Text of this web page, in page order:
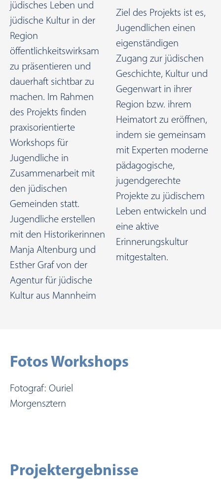
jüdisches Leben und
jüdische Kultur in der
Region
öffentlichkeitswirksam
zu präsentieren und
dauerhaft sichtbar zu
machen. Im Rahmen
des Projekts finden
praxisorientierte
Workshops für
Jugendliche in
Zusammenarbeit mit
den jüdischen
Gemeinden statt.
Jugendliche erstellen
mit den Historikerinnen
Manja Altenburg und
Esther Graf von der
Agentur für jüdische
Kultur aus Mannheim
Ziel des Projekts ist es,
Jugendlichen einen
eigenständigen
Zugang zur jüdischen
Geschichte, Kultur und
Gegenwart in ihrer
Region bzw. ihrem
Heimatort zu eröffnen,
indem sie gemeinsam
mit Experten moderne
pädagogische,
jugendgerechte
Projekte zu jüdischem
Leben entwickeln und
eine aktive
Erinnerungskultur
mitgestalten.
Fotos Workshops
Fotograf: Ouriel
Morgensztern
Projektergebnisse